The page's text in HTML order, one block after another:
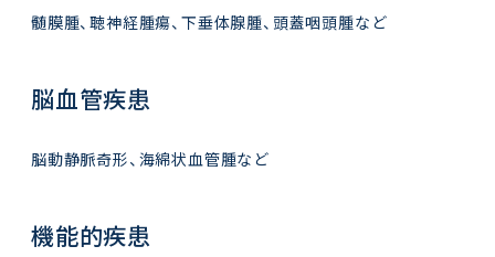
髄膜腫、聴神経腫瘍、下垂体腺腫、頭蓋咽頭腫など
脳血管疾患
脳動静脈奇形、海綿状血管腫など
機能的疾患